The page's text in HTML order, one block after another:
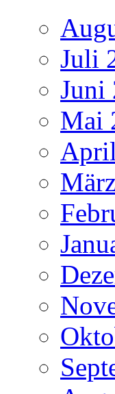
Juli
Juni
Mai